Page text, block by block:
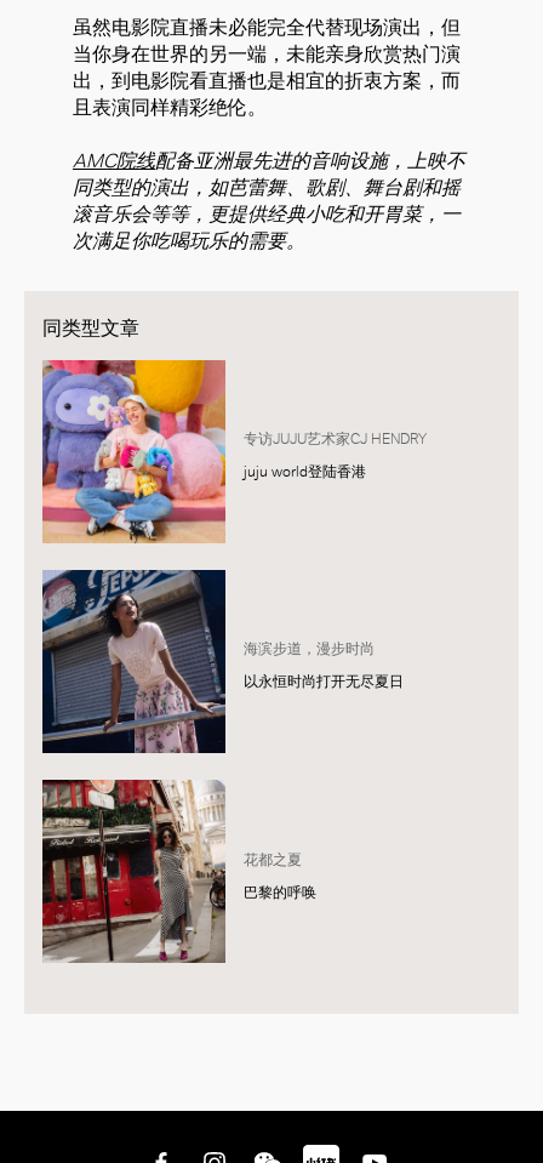
虽然电影院直播未必能完全代替现场演出，但
当你身在世界的另一端，未能亲身欣赏热门演
出，到电影院看直播也是相宜的折衷方案，而
且表演同样精彩绝伦。
AMC院线配备亚洲最先进的音响设施，上映不
同类型的演出，如芭蕾舞、歌剧、舞台剧和摇
滚音乐会等等，更提供经典小吃和开胃菜，一
次满足你吃喝玩乐的需要。
同类型文章
专访JUJU艺术家CJ HENDRY
juju world登陆香港
海滨步道，漫步时尚
以永恒时尚打开无尽夏日
花都之夏
巴黎的呼唤